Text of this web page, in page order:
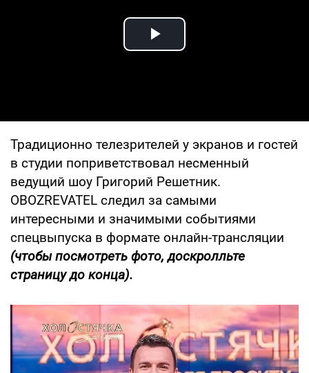
Play Video
Традиционно телезрителей у экранов и гостей
в студии поприветствовал несменный
ведущий шоу Григорий Решетник.
OBOZREVATEL следил за самыми
интересными и значимыми событиями
спецвыпуска в формате онлайн-трансляции
(чтобы посмотреть фото, доскролльте
страницу до конца).